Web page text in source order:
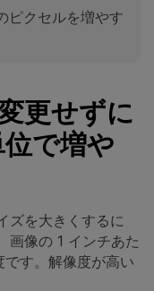
ピクセルを増やす
更せずに
で増や
ズを大きくするに
画像の 1 インチあた
です。解像度が高い